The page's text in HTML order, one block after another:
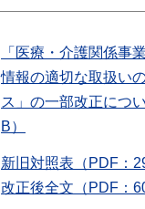
「医療・介護関係事
情報の適切な取扱い
ス」の一部改正につ
B）
新旧対照表（PDF：
改正後全文（PDF：